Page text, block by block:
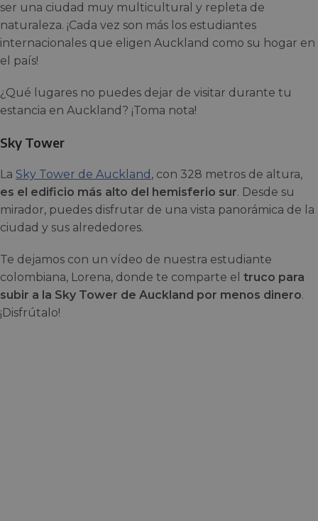
ser una ciudad muy multicultural y repleta de
naturaleza. ¡Cada vez son más los estudiantes
internacionales que eligen Auckland como su hogar en
el país!
¿Qué lugares no puedes dejar de visitar durante tu
estancia en Auckland? ¡Toma nota!
Sky Tower
La Sky Tower de Auckland , con 328 metros de altura,
es el edificio más alto del hemisferio sur. Desde su
mirador, puedes disfrutar de una vista panorámica de la
ciudad y sus alrededores.
Te dejamos con un vídeo de nuestra estudiante
colombiana, Lorena, donde te comparte el truco para
subir a la Sky Tower de Auckland por menos dinero.
¡Disfrútalo!